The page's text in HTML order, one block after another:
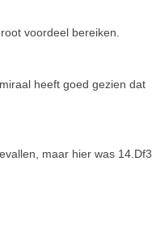
voordeel bereiken.
heeft goed gezien dat
maar hier was 14.Df3